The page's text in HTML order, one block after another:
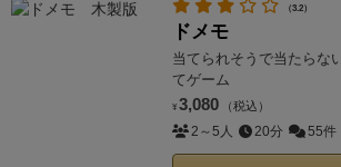
（3.2）
ドメモ
当てられそうで当たらな
てゲーム
¥ 3,080 （税込）
2～5人 20分 55件